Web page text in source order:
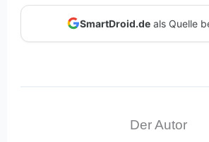
SmartDroid.deals Quelle
Der Autor